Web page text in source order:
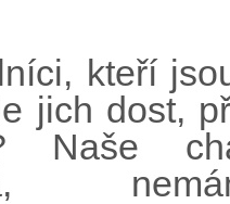
kteří
jich dost,
Naše